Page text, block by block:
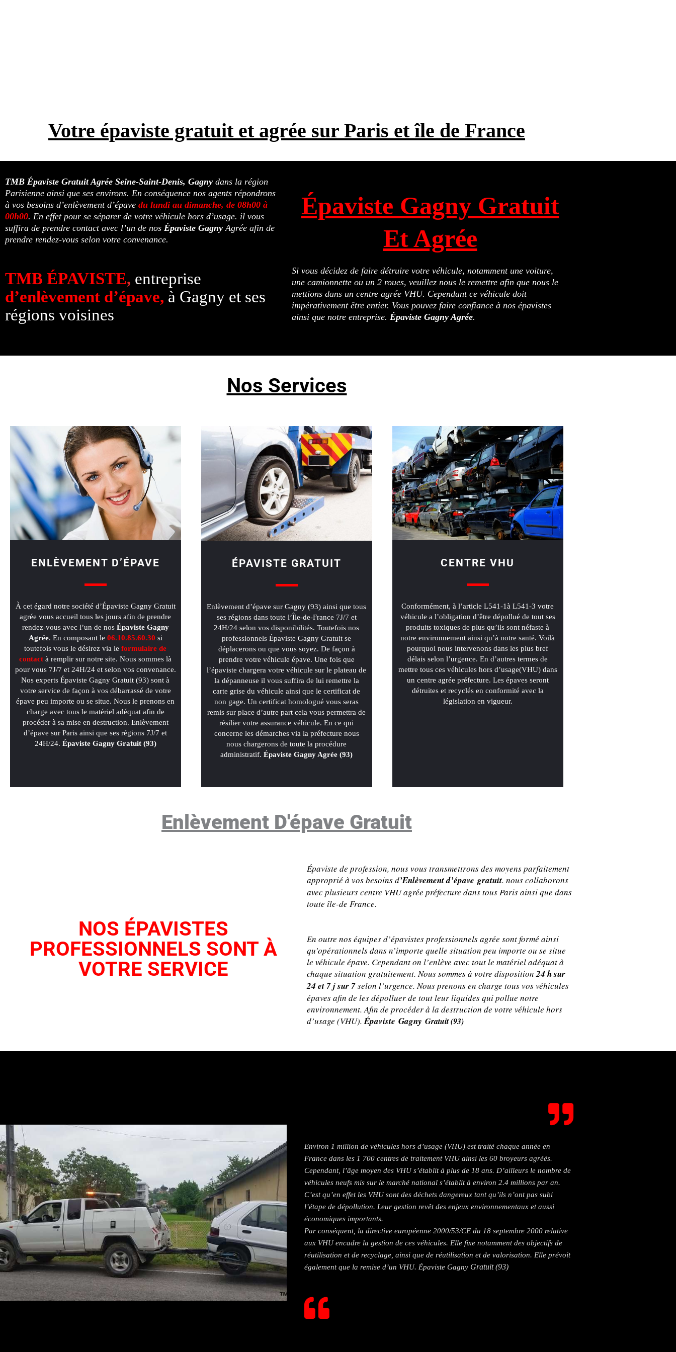
Votre épaviste gratuit et agrée sur Paris et île de France
TMB Épaviste Gratuit Agrée Seine-Saint-Denis, Gagny dans la région
Parisienne ainsi que ses environs. En conséquence nos agents répondrons
à vos besoins d’enlèvement d’épave du lundi au dimanche, de 08h00 à
00h00. En effet pour se séparer de votre véhicule hors d’usage. il vous
suffira de prendre contact avec l’un de nos Épaviste Gagny Agrée afin de
prendre rendez-vous selon votre convenance.
TMB ÉPAVISTE, entreprise
d’enlèvement d’épave, à Gagny et ses
régions voisines
Épaviste Gagny Gratuit
Et Agrée
Si vous décidez de faire détruire votre véhicule, notamment une voiture,
une camionnette ou un 2 roues, veuillez nous le remettre afin que nous le
mettions dans un centre agrée VHU. Cependant ce véhicule doit
impérativement être entier. Vous pouvez faire confiance à nos épavistes
ainsi que notre entreprise. Épaviste Gagny Agrée.
Nos Services
ENLÈVEMENT D’ÉPAVE
À cet égard notre société d’Épaviste Gagny Gratuit
agrée vous accueil tous les jours afin de prendre
rendez-vous avec l’un de nos Épaviste Gagny
Agrée. En composant le 06.10.85.60.30 si
toutefois vous le désirez via leformulaire de
contact à remplir sur notre site. Nous sommes là
pour vous 7J/7 et 24H/24 et selon vos convenance.
Nos experts Épaviste Gagny Gratuit (93) sont à
votre service de façon à vos débarrassé de votre
épave peu importe ou se situe. Nous le prenons en
charge avec tous le matériel adéquat afin de
procéder à sa mise en destruction. Enlèvement
d’épave sur Paris ainsi que ses régions 7J/7 et
24H/24. Épaviste Gagny Gratuit (93)
ÉPAVISTE GRATUIT
Enlèvement d’épave sur Gagny (93) ainsi que tous
ses régions dans toute l’Île-de-France 7J/7 et
24H/24 selon vos disponibilités. Toutefois nos
professionnels Épaviste Gagny Gratuit se
déplacerons ou que vous soyez. De façon à
prendre votre véhicule épave. Une fois que
l’épaviste chargera votre véhicule sur le plateau de
la dépanneuse il vous suffira de lui remettre la
carte grise du véhicule ainsi que le certificat de
non gage. Un certificat homologué vous seras
remis sur place d’autre part cela vous permettra de
résilier votre assurance véhicule. En ce qui
concerne les démarches via la préfecture nous
nous chargerons de toute la procédure
administratif.Épaviste Gagny Agrée (93)
CENTRE VHU
Conformément, à l’article L541-1à L541-3 votre
véhicule a l’obligation d’être dépollué de tout ses
produits toxiques de plus qu’ils sont néfaste à
notre environnement ainsi qu’à notre santé. Voilà
pourquoi nous intervenons dans les plus bref
délais selon l’urgence. En d’autres termes de
mettre tous ces véhicules hors d’usage(VHU) dans
un centre agrée préfecture. Les épaves seront
détruites et recyclés en conformité avec la
législation en vigueur.
Enlèvement D'épave Gratuit
NOS ÉPAVISTES
PROFESSIONNELS SONT À
VOTRE SERVICE
Épaviste de profession, nous vous transmettrons des moyens parfaitement
approprié à vos besoins d’Enlèvement d’épave gratuit. nous collaborons
avec plusieurs centre VHU agrée préfecture dans tous Paris ainsi que dans
toute île-de France.
En outre nos équipes d’épavistes professionnels agrée sont formé ainsi
qu’opérationnels dans n’importe quelle situation peu importe ou se situe
le véhicule épave. Cependant on l’enlève avec tout le matériel adéquat à
chaque situation gratuitement. Nous sommes à votre disposition24 h sur
24 et 7 j sur 7selon l’urgence. Nous prenons en charge tous vos véhicules
épaves afin de les dépolluer de tout leur liquides qui pollue notre
environnement. Afin de procéder à la destruction de votre véhicule hors
d’usage (VHU).Épaviste Gagny Gratuit (93)
Environ 1 million de véhicules hors d’usage (VHU) est traité chaque année en
France dans les 1 700 centres de traitement VHU ainsi les 60 broyeurs agréés.
Cependant, l’âge moyen des VHU s’établit à plus de 18 ans. D’ailleurs le nombre de
véhicules neufs mis sur le marché national s’établit à environ 2.4 millions par an.
C’est qu’en effet les VHU sont des déchets dangereux tant qu’ils n’ont pas subi
l’étape de dépollution. Leur gestion revêt des enjeux environnementaux et aussi
économiques importants.
Par conséquent, la directive européenne 2000/53/CE du 18 septembre 2000 relative
aux VHU encadre la gestion de ces véhicules. Elle fixe notamment des objectifs de
réutilisation et de recyclage, ainsi que de réutilisation et de valorisation. Elle prévoit
également que la remise d’un VHU. Épaviste Gagny Gratuit (93)